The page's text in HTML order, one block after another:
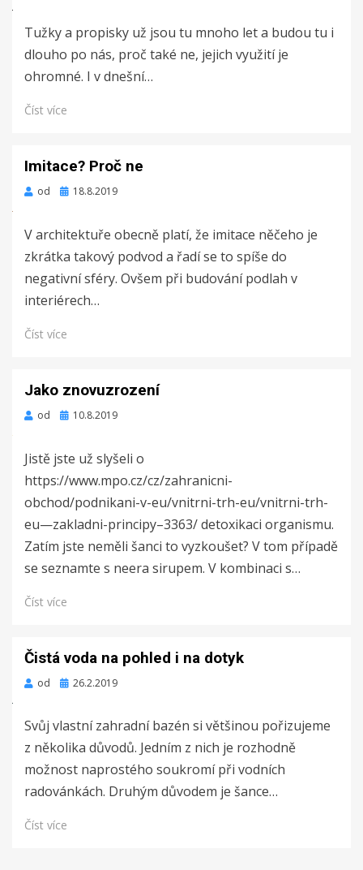
Tužky a propisky už jsou tu mnoho let a budou tu i
dlouho po nás, proč také ne, jejich využití je
ohromné. I v dnešní…
Číst více
Imitace? Proč ne
od
Zveřejněno
18.8.2019
V architektuře obecně platí, že imitace něčeho je
zkrátka takový podvod a řadí se to spíše do
negativní sféry. Ovšem při budování podlah v
interiérech…
Číst více
Jako znovuzrození
od
Zveřejněno
10.8.2019
Jistě jste už slyšeli o
https://www.mpo.cz/cz/zahranicni-
obchod/podnikani-v-eu/vnitrni-trh-eu/vnitrni-trh-
eu—zakladni-principy–3363/ detoxikaci organismu.
Zatím jste neměli šanci to vyzkoušet? V tom případě
se seznamte s neera sirupem. V kombinaci s…
Číst více
Čistá voda na pohled i na dotyk
od
Zveřejněno
26.2.2019
Svůj vlastní zahradní bazén si většinou pořizujeme
z několika důvodů. Jedním z nich je rozhodně
možnost naprostého soukromí při vodních
radovánkách. Druhým důvodem je šance…
Číst více